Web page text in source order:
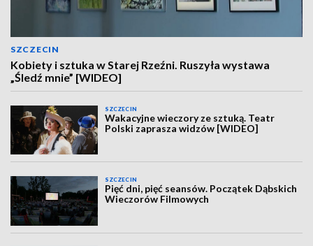
SZCZECIN
Kobiety i sztuka w Starej Rzeźni. Ruszyła wystawa
„Śledź mnie” [WIDEO]
SZCZECIN
Wakacyjne wieczory ze sztuką. Teatr
Polski zaprasza widzów [WIDEO]
SZCZECIN
Pięć dni, pięć seansów. Początek Dąbskich
Wieczorów Filmowych